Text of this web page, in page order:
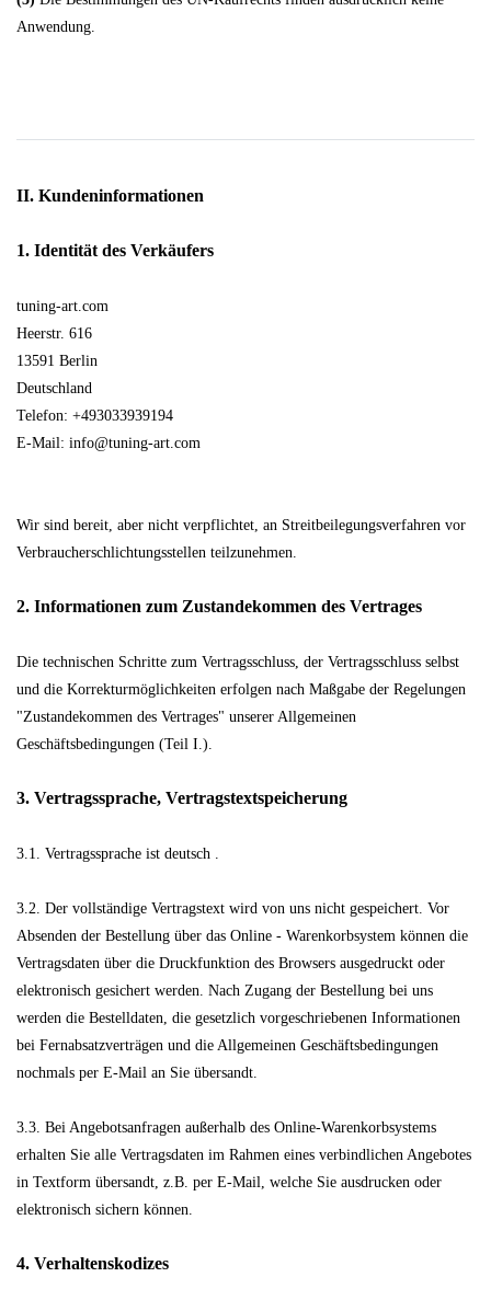
Anwendung.
II. Kundeninformationen
1. Identität des Verkäufers
tuning-art.com
Heerstr. 616
13591 Berlin
Deutschland
Telefon: +493033939194
E-Mail: info@tuning-art.com
Wir sind bereit, aber nicht verpflichtet, an Streitbeilegungsverfahren vor
Verbraucherschlichtungsstellen teilzunehmen.
2. Informationen zum Zustandekommen des Vertrages
Die technischen Schritte zum Vertragsschluss, der Vertragsschluss selbst
und die Korrekturmöglichkeiten erfolgen nach Maßgabe der Regelungen
"Zustandekommen des Vertrages" unserer Allgemeinen
Geschäftsbedingungen (Teil I.).
3. Vertragssprache, Vertragstextspeicherung
3.1. Vertragssprache ist deutsch .
3.2. Der vollständige Vertragstext wird von uns nicht gespeichert. Vor
Absenden der Bestellung über das Online - Warenkorbsystem können die
Vertragsdaten über die Druckfunktion des Browsers ausgedruckt oder
elektronisch gesichert werden. Nach Zugang der Bestellung bei uns
werden die Bestelldaten, die gesetzlich vorgeschriebenen Informationen
bei Fernabsatzverträgen und die Allgemeinen Geschäftsbedingungen
nochmals per E-Mail an Sie übersandt.
3.3. Bei Angebotsanfragen außerhalb des Online-Warenkorbsystems
erhalten Sie alle Vertragsdaten im Rahmen eines verbindlichen Angebotes
in Textform übersandt, z.B. per E-Mail, welche Sie ausdrucken oder
elektronisch sichern können.
4. Verhaltenskodizes